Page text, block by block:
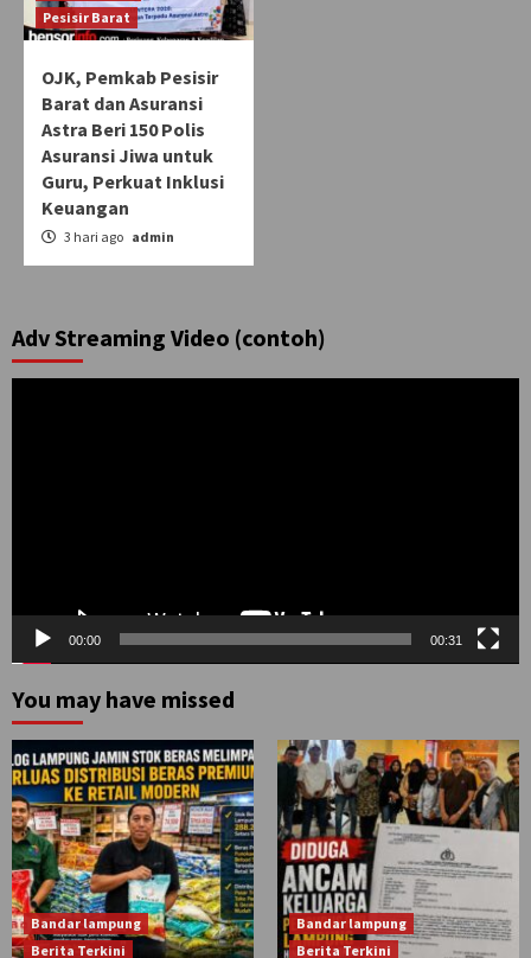
Pesisir Barat
OJK, Pemkab Pesisir
Barat dan Asuransi
Astra Beri 150 Polis
Asuransi Jiwa untuk
Guru, Perkuat Inklusi
Keuangan
3 hari ago admin
Adv Streaming Video (contoh)
00:00 00:31
You may have missed
Bandar lampung
Berita Terkini
Bandar lampung
Berita Terkini